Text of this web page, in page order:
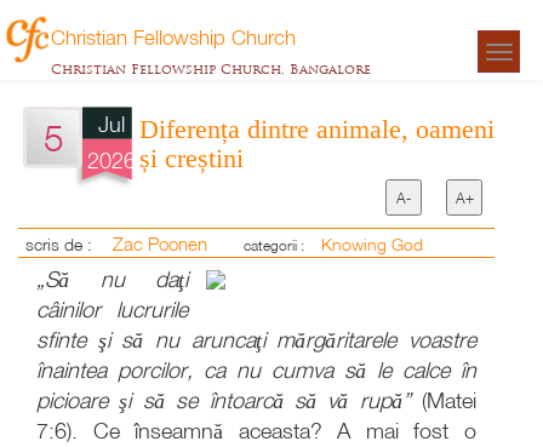
Christian Fellowship Church
Christian Fellowship Church, Bangalore
5
Jul
2026
Diferența dintre animale, oameni
și creștini
A- A+
scris de : Zac Poonen categorii : Knowing God
„Să nu daţi
câinilor lucrurile
sfinte şi să nu aruncaţi mărgăritarele voastre
înaintea porcilor, ca nu cumva să le calce în
picioare şi să se întoarcă să vă rupă”(Matei
7:6). Ce înseamnă aceasta? A mai fost o